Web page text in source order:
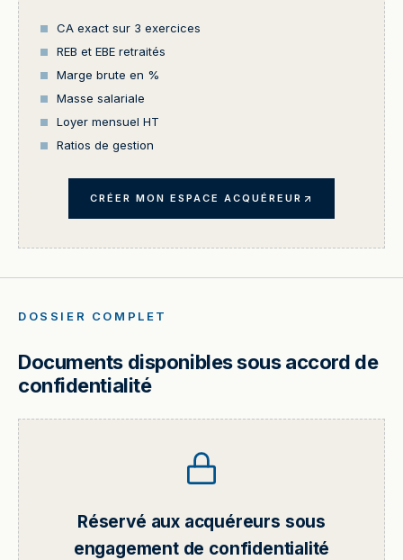
CA exact sur 3 exercices
REB et EBE retraités
Marge brute en %
Masse salariale
Loyer mensuel HT
Ratios de gestion
CRÉER MON ESPACE ACQUÉREUR
DOSSIER COMPLET
Documents disponibles sous accord de
confidentialité
Réservé aux acquéreurs sous
engagement de confidentialité